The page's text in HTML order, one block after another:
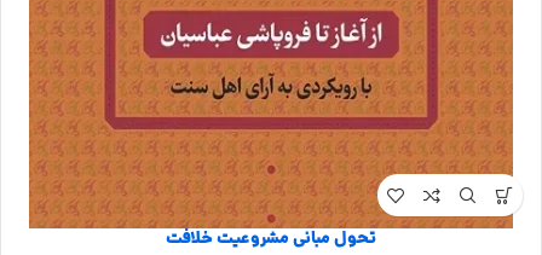
تحول مبانی مشروعیت خلافت